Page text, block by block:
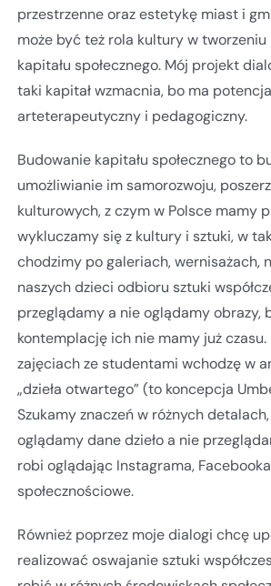
przestrzenne oraz estetykę miast i
może być też rola kultury w tworzeniu
kapitału społecznego. Mój projekt
taki kapitał wzmacnia, bo ma
arteterapeutyczny i pedagogiczny.
Budowanie kapitału społecznego to
umożliwianie im samorozwoju,
kulturowych, z czym w Polsce mamy
wykluczamy się z kultury i sztuki, w
chodzimy po galeriach, wernisażach,
naszych dzieci odbioru sztuki
przeglądamy a nie oglądamy obrazy,
kontemplację ich nie mamy już czasu.
zajęciach ze studentami wchodzę w
„dzieła otwartego” (to koncepcja
Szukamy znaczeń w różnych
oglądamy dane dzieło a nie
robi oglądając Instagrama,
społecznościowe.
Również poprzez moje dialogi chcę
realizować oswajanie sztuki